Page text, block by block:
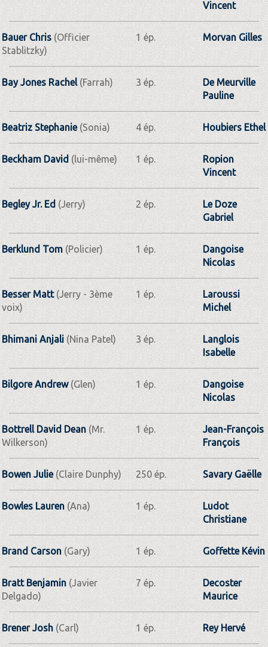
Vincent
Bauer Chris(Officier
Stablitzky)
1 ép. Morvan Gilles
Bay Jones Rachel(Farrah) 3 ép.
De Meurville
Pauline
Beatriz Stephanie(Sonia) 4 ép. Houbiers Ethel
Beckham David (lui-même) 1 ép.
Ropion
Vincent
Begley Jr. Ed (Jerry) 2 ép.
Le Doze
Gabriel
Berklund Tom(Policier) 1 ép.
Dangoise
Nicolas
Besser Matt(Jerry - 3ème
voix)
1 ép.
Laroussi
Michel
Bhimani Anjali (Nina Patel) 3 ép.
Langlois
Isabelle
Bilgore Andrew(Glen) 1 ép.
Dangoise
Nicolas
Bottrell David Dean (Mr.
Wilkerson)
1 ép.
Jean-François
François
Bowen Julie(Claire Dunphy) 250 ép. Savary Gaëlle
Bowles Lauren (Ana) 1 ép.
Ludot
Christiane
Brand Carson(Gary) 1 ép. Goffette Kévin
Bratt Benjamin(Javier
Delgado)
7 ép.
Decoster
Maurice
Brener Josh (Carl) 1 ép. Rey Hervé